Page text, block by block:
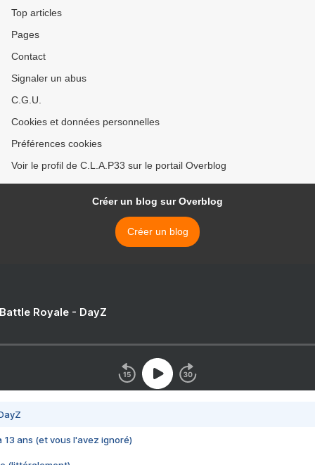
Top articles
Pages
Contact
Signaler un abus
C.G.U.
Cookies et données personnelles
Préférences cookies
Voir le profil de C.L.A.P33 sur le portail Overblog
Créer un blog sur Overblog
Créer un blog
Royale - DayZ
13 ans (et vous l'avez ignoré)